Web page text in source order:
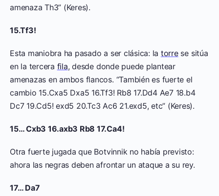
amenaza Th3” (Keres).
15.Tf3!
Esta maniobra ha pasado a ser clásica: la torrese sitúa
en la tercera fila, desde donde puede plantear
amenazas en ambos flancos. “También es fuerte el
cambio 15.Cxa5 Dxa5 16.Tf3! Rb8 17.Dd4 Ae7 18.b4
Dc7 19.Cd5! exd5 20.Tc3 Ac6 21.exd5, etc” (Keres).
15… Cxb3 16.axb3 Rb8 17.Ca4!
Otra fuerte jugada que Botvinnik no había previsto:
ahora las negras deben afrontar un ataque a su rey.
17… Da7